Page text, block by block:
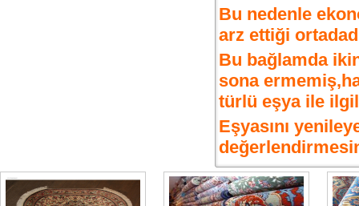
Bu nedenle
arz ettiği
Bu bağlamda
sona
türlü eşya ile
Eşyasını